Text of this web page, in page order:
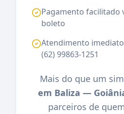
Pagamento facilitado
boleto
Atendimento
(62) 99863-1251
Mais do que um
em Baliza —
parceiros de